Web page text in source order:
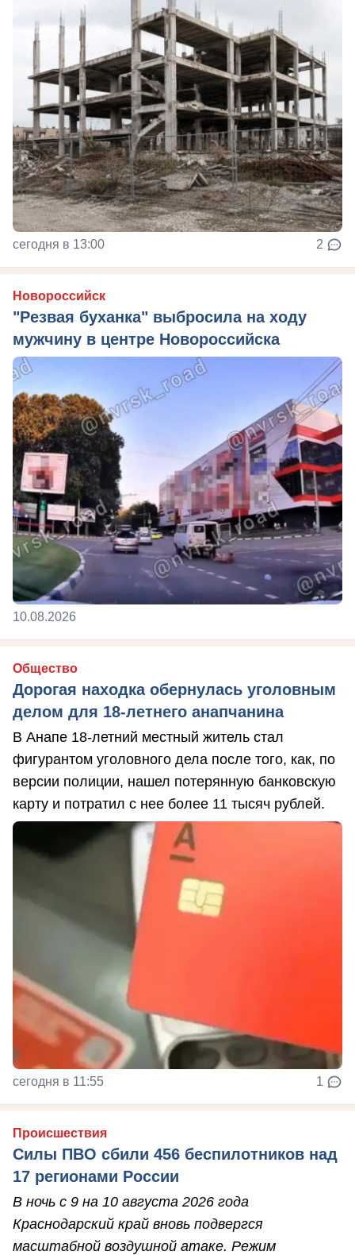
сегодня в 13:00 2
Новороссийск
"Резвая буханка" выбросила на ходу
мужчину в центре Новороссийска
10.08.2026
Общество
Дорогая находка обернулась уголовным
делом для 18-летнего анапчанина
В Анапе 18-летний местный житель стал
фигурантом уголовного дела после того, как, по
версии полиции, нашел потерянную банковскую
карту и потратил с нее более 11 тысяч рублей.
сегодня в 11:55 1
Происшествия
Силы ПВО сбили 456 беспилотников над
17 регионами России
В ночь с 9 на 10 августа 2026 года
Краснодарский край вновь подвергся
масштабной воздушной атаке. Режим